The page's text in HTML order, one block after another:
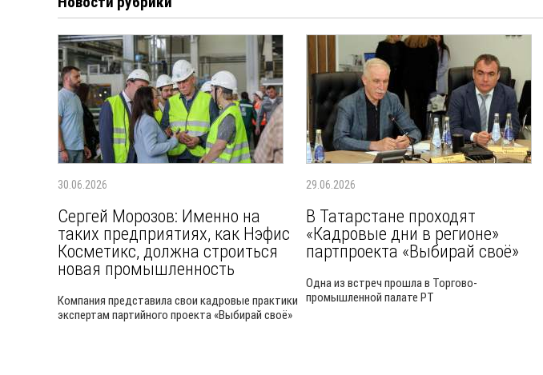
30.06.2026
Сергей Морозов: Именно на
таких предприятиях, как Нэфис
Косметикс, должна строиться
новая промышленность
Компания представила свои кадровые практики
экспертам партийного проекта «Выбирай своё»
29.06.2026
В Татарстане проходят
«Кадровые дни в регионе»
партпроекта «Выбирай своё»
Одна из встреч прошла в Торгово-
промышленной палате РТ